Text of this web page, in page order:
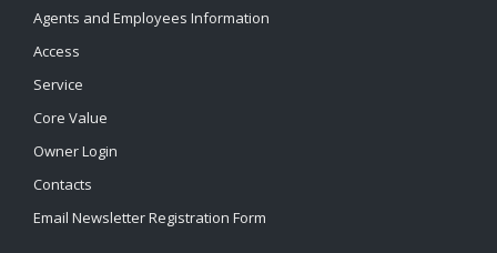
Agents and Employees Information
Access
Service
Core Value
Owner Login
Contacts
Email Newsletter Registration Form